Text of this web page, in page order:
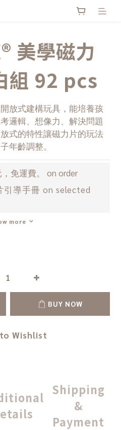
美學磁力
組 92 pcs
放式建構玩具，能培養孩
邏輯、想像力、解決問題
式的特性讓磁力片的玩法
年齡調整。
免運費。 on order
引導手冊 on selected
more
BUY NOW
Wishlist
Shipping
&
Payment